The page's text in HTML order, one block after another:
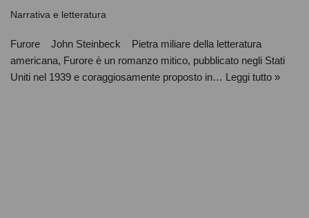
Narrativa e letteratura
Furore John Steinbeck Pietra miliare della letteratura
americana, Furore è un romanzo mitico, pubblicato negli Stati
Uniti nel 1939 e coraggiosamente proposto in… Leggi tutto »